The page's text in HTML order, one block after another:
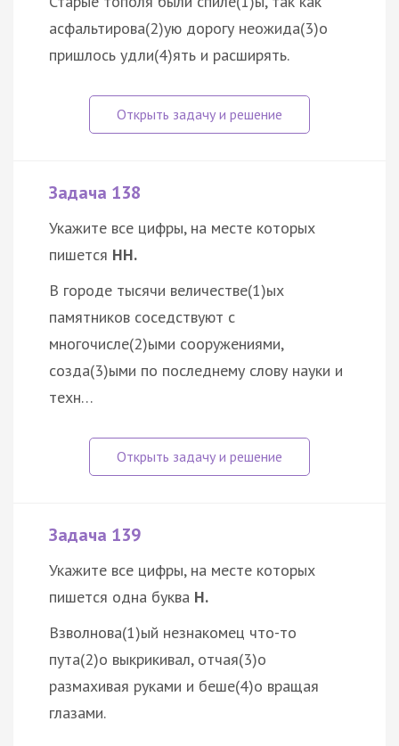
асфальтирова(2)ую дорогу неожида(3)о
пришлось удли(4)ять и расширять.
Задача 138
Укажите все цифры, на месте которых
пишется НН.
В городе тысячи величестве(1)ых
памятников соседствуют с
многочисле(2)ыми сооружениями,
созда(3)ыми по последнему слову науки и
техн…
Задача 139
Укажите все цифры, на месте которых
пишется одна буква Н.
Взволнова(1)ый незнакомец что-то
пута(2)о выкрикивал, отчая(3)о
размахивая руками и беше(4)о вращая
глазами.